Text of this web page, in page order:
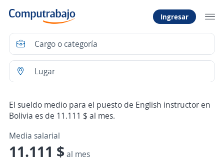
Ingresar
El sueldo medio para el puesto de English instructor en
Bolivia es de 11.111 $ al mes.
Media salarial
11.111 $al mes